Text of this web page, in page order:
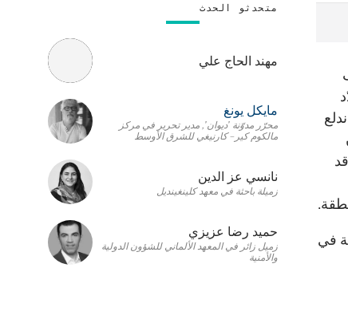
في
متحدثو الحدث
مهند الحاج علي
مايكل يونغ
محرّر مدوّنة 'ديوان', مدير تحرير في مركز
مالكوم كير– كارنيغي للشرق الأوسط
نانسي عز الدين
زميلة باحثة في معهد كلينغينديل
حميد رضا عزيزي
زميل زائر في المعهد الألماني للشؤون الدولية
والأمنية